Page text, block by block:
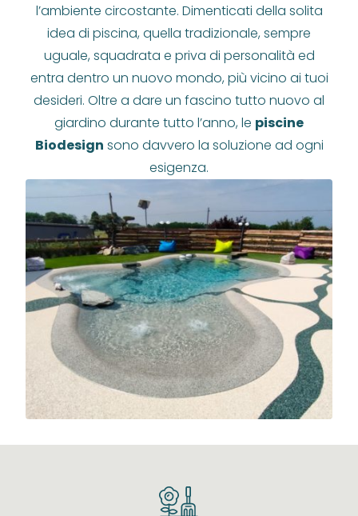
l’ambiente circostante. Dimenticati della solita
idea di piscina, quella tradizionale, sempre
uguale, squadrata e priva di personalità ed
entra dentro un nuovo mondo, più vicino ai tuoi
desideri. Oltre a dare un fascino tutto nuovo al
giardino durante tutto l’anno, le piscine
Biodesign sono davvero la soluzione ad ogni
esigenza.